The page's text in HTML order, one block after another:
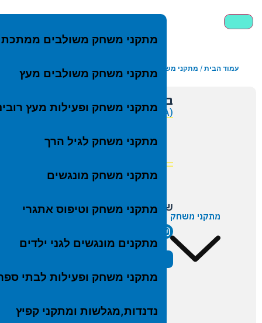
מתקני משחק
מתקני משחק משולבים ממתכת
מתקני משחק משולבים מעץ
מתקני משחק ופעילות מעץ
מתקני משחק לגיל הרך
מתקני משחק מונגשים
מתקני משחק וטיפוס אתגרי
מתקנים מונגשים לגני ילדים
מתקני משחק ופעילות לבתי
נדנדות,מגלשות ומתקני קפיץ
עמוד הבית / מתקני משחק לגני ילדים / בית עץ לילדים -ביתן בובות עם ספסל
בית עץ לילדים -ביתן בובות עם ספסל
(P-9732 (A
שיתוף
לקבלת